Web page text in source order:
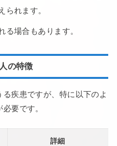
られます。
る場合もあります。
の特徴
疾患ですが、特に以下のよ
要です。
詳細